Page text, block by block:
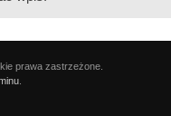
prawa zastrzeżone.